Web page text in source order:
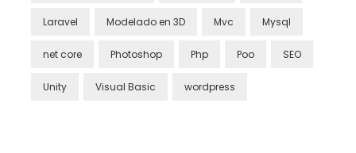
Laravel Modelado en 3D Mvc Mysql
net core Photoshop Php Poo SEO
Unity Visual Basic wordpress